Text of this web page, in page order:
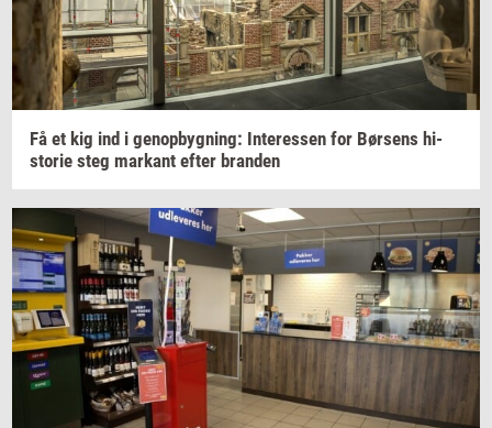
Få et kig ind i genop­byg­ning: In­ter­es­sen for Bør­sens hi­
sto­rie steg mar­kant efter bran­den